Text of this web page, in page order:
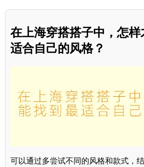
在上海穿搭搭子中，怎
适合自己的风格？
可以通过多尝试不同的风格和款式，